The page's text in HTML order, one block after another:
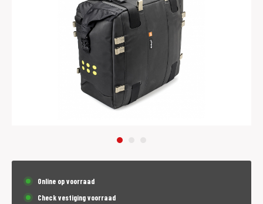
Online op voorraad
Check vestiging voorraad